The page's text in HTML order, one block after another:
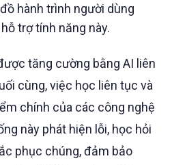
hành trình người dùng
trợ tính năng này.
tăng cường bằng AI liên
cùng, việc học liên tục và
chính của các công nghệ
này phát hiện lỗi, học hỏi
phục chúng, đảm bảo